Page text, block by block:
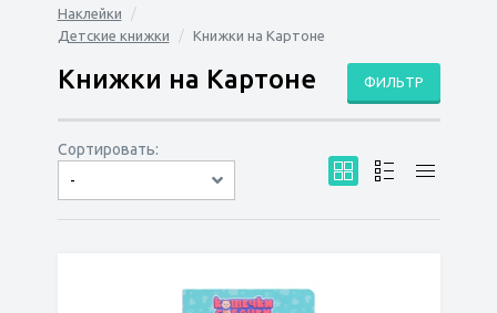
Наклейки
Детские книжки
Книжки на Картоне
ФИЛЬТР
Книжки на Картоне
Сортировать:
-
по дате
по популярности
сначала дешёвые
сначала дорогие